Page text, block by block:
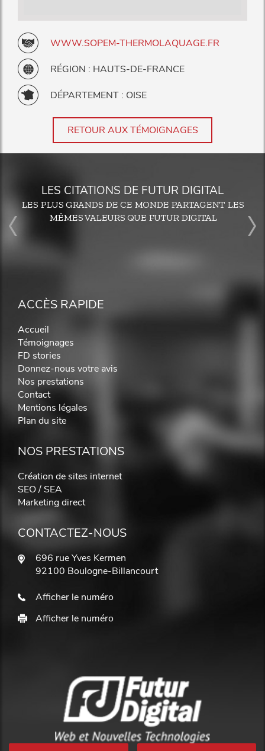
WWW.SOPEM-THERMOLAQUAGE.FR
RÉGION : HAUTS-DE-FRANCE
DÉPARTEMENT : OISE
RETOUR AUX TÉMOIGNAGES
LES CITATIONS DE FUTUR DIGITAL
LES PLUS GRANDS DE CE MONDE PARTAGENT LES
MÊMES VALEURS QUE FUTUR DIGITAL
ACCÈS RAPIDE
Accueil
Témoignages
FD stories
Donnez-nous votre avis
Nos prestations
Contact
Mentions légales
Plan du site
NOS PRESTATIONS
Création de sites internet
SEO / SEA
Marketing direct
CONTACTEZ-NOUS
696 rue Yves Kermen
92100 Boulogne-Billancourt
Afficher le numéro
Afficher le numéro